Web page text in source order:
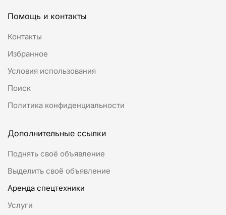
Помощь и контакты
Контакты
Избранное
Условия использования
Поиск
Политика конфиденциальности
Дополнительные ссылки
Поднять своё объявление
Выделить своё объявление
Аренда спецтехники
Услуги